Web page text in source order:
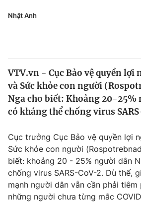
Xã hội
Y tế
Thế giới
Thế giới đó đây
Câu chuyện quốc tế
Kinh tế
Tài chính
Thị trường
Góc doanh nghiệp
Dữ liệu và đời sống
Truyền hình
Văn hóa - Giải trí
Giáo dục
Nhật Anh
VTV.vn - Cục Bảo vệ quyền lợi
và Sức khỏe con người
Nga cho biết: Khoảng 20-25%
có kháng thể chống virus
Cục trưởng Cục Bảo vệ quyền lợi
Sức khỏe con người
biết: khoảng 20 - 25% người dân
chống virus SARS-CoV-2. Dù thế,
mạnh người dân vẫn cần phải
những người chưa từng mắc